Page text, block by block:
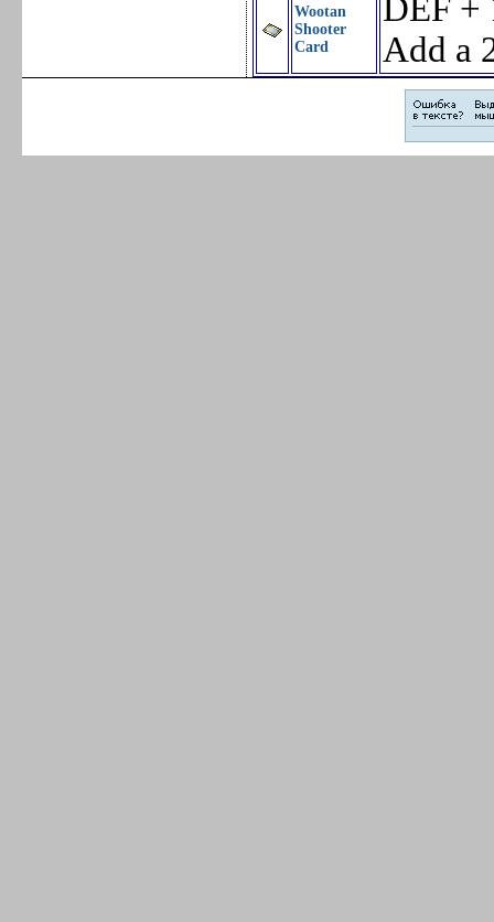
Wootan
Shooter
Card
DEF +
Add a